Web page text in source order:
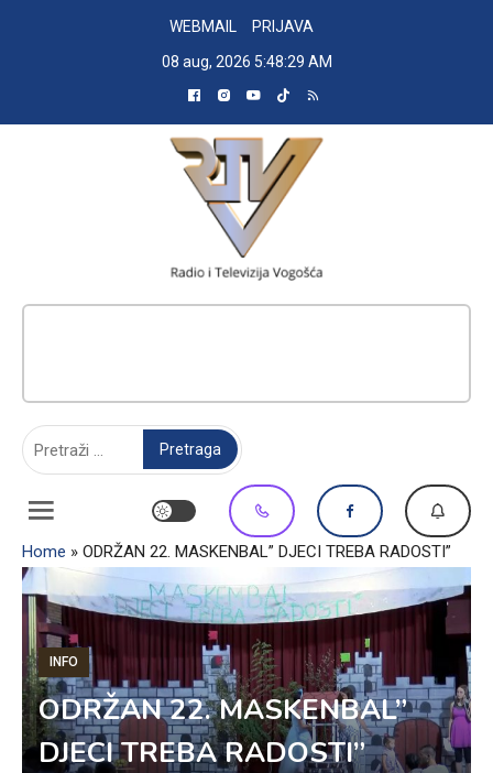
WEBMAIL
PRIJAVA
08 aug, 2026 5:48:30 AM
Home » ODRŽAN 22. MASKENBAL” DJECI TREBA RADOSTI”
INFO
ODRŽAN 22. MASKENBAL”
DJECI TREBA RADOSTI”